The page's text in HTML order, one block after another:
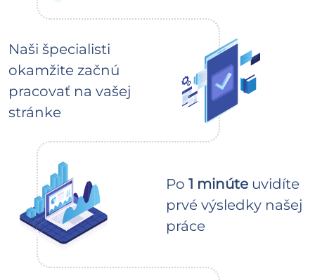
Naši špecialisti
okamžite začnú
pracovať na vašej
stránke
Po 1 minúte uvidíte
prvé výsledky našej
práce